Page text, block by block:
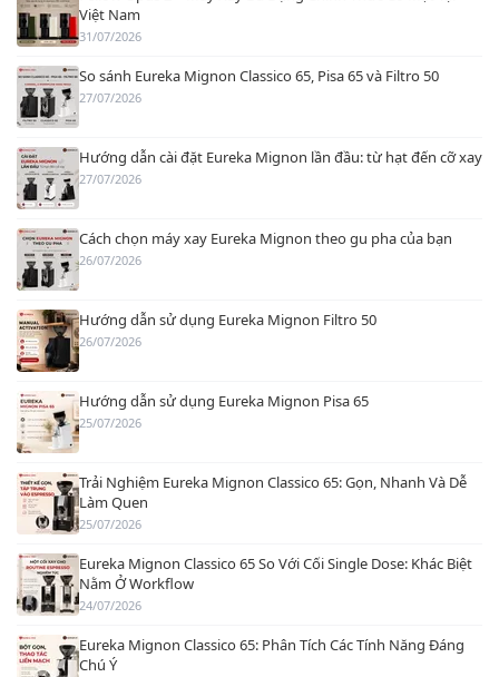
Việt Nam
31/07/2026
So sánh Eureka Mignon Classico 65, Pisa 65 và Filtro 50
27/07/2026
Hướng dẫn cài đặt Eureka Mignon lần đầu: từ hạt đến cỡ xay
27/07/2026
Cách chọn máy xay Eureka Mignon theo gu pha của bạn
26/07/2026
Hướng dẫn sử dụng Eureka Mignon Filtro 50
26/07/2026
Hướng dẫn sử dụng Eureka Mignon Pisa 65
25/07/2026
Trải Nghiệm Eureka Mignon Classico 65: Gọn, Nhanh Và Dễ
Làm Quen
25/07/2026
Eureka Mignon Classico 65 So Với Cối Single Dose: Khác Biệt
Nằm Ở Workflow
24/07/2026
Eureka Mignon Classico 65: Phân Tích Các Tính Năng Đáng
Chú Ý